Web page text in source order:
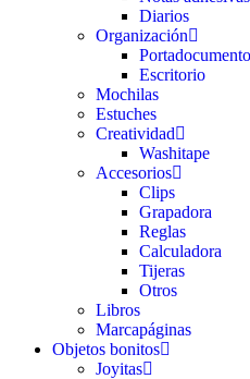
Diarios
Organización
Escritorio
Mochilas
Estuches
Creatividad
Washitape
Accesorios
Clips
Grapadora
Reglas
Calculadora
Tijeras
Otros
Libros
Marcapáginas
Objetos bonitos
Joyitas